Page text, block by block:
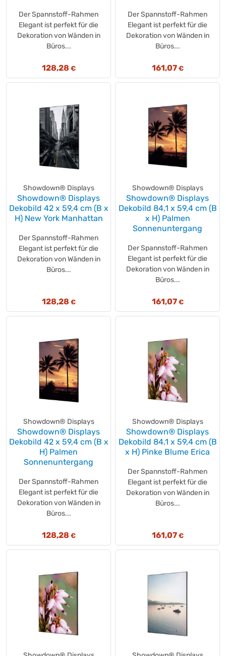
Frosch Oase
Frosch(+29)
funny-frisch(+2)
GARDENA(+87)
GEBOL(+15)
Geramöbel (+1)
Gerolsteiner (+1)
GESIPA(+5)
(+1)
Giotto® (+2)
Glanzmeister(+1)
GLORIA(+26)
Goldmännchen(+12)
GOOD SENSE(+1)
Grafschafter (+1)
Green Care Professional
GUT & GÜNSTIG
Hamann (+1)
(+3)
Hansaplast(+6)
Hanuta(+2)
(+13)
HARIBO(+31)
Hartmann(+1)
haug®(+13)
Haust(+1)
Heitmann (+3)
Helen Harper®(+2)
Helios(+11)
(+23)
HELLMANN'S (+1)
Hellma(+24)
Hensslers Schnelle Nummer
HERBA (+1)
Heuer(+3)
HIDROFUGAL(+1)
hjh OFFICE(+6)
hochwald (+4)
Der Spannstoff-Rahmen
Elegant ist perfekt für die
Dekoration von Wänden in
Büros...
128,28 €
Der Spannstoff-Rahmen
Elegant ist perfekt für die
Dekoration von Wänden in
Büros...
161,07€
Showdown® Displays
Showdown® Displays
Dekobild 42 x 59,4 cm (B x
H) New York Manhattan
Der Spannstoff-Rahmen
Elegant ist perfekt für die
Dekoration von Wänden in
Büros...
128,28 €
Showdown® Displays
Showdown® Displays
Dekobild 84,1 x 59,4 cm (B
x H) Palmen
Sonnenuntergang
Der Spannstoff-Rahmen
Elegant ist perfekt für die
Dekoration von Wänden in
Büros...
161,07€
Showdown® Displays
Showdown® Displays
Dekobild 42 x 59,4 cm (B x
H) Palmen
Sonnenuntergang
Der Spannstoff-Rahmen
Elegant ist perfekt für die
Dekoration von Wänden in
Büros...
128,28 €
Showdown® Displays
Showdown® Displays
Dekobild 84,1 x 59,4 cm (B
x H) Pinke Blume Erica
Der Spannstoff-Rahmen
Elegant ist perfekt für die
Dekoration von Wänden in
Büros...
161,07€